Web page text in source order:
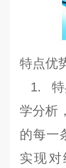
特点优
1.
学分析
的每一
实现